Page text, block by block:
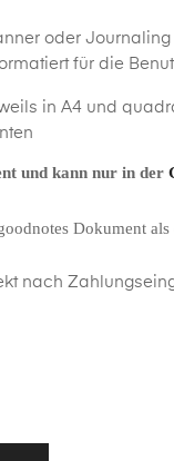
oder
für die
in A4 und
und kann nur in der
Dokument
nach